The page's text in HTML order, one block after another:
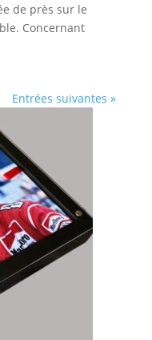
de près sur le
Concernant
Entrées suivantes »